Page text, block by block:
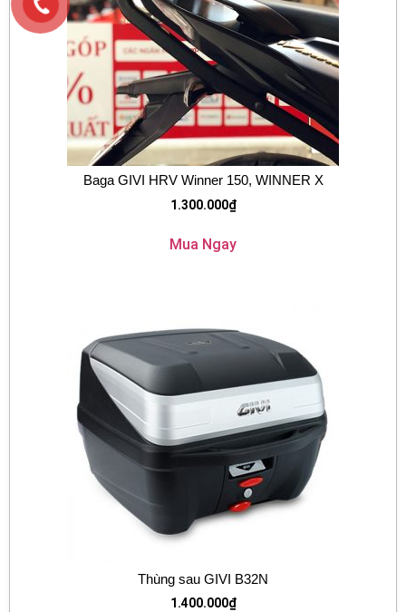
Baga GIVI HRV Winner 150, WINNER X
1.300.000₫
Mua Ngay
Thùng sau GIVI B32N
1.400.000₫